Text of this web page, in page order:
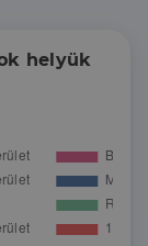
-
helyük